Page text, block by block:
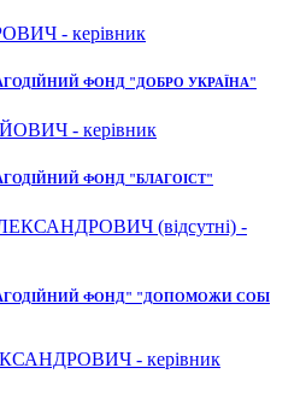
- керівник
ФОНД "ДОБРО УКРАЇНА"
- керівник
ФОНД "БЛАГОІСТ"
(відсутні) -
ФОНД" "ДОПОМОЖИ СОБІ
- керівник